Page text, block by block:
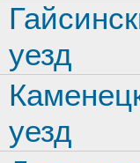
уезд
уезд